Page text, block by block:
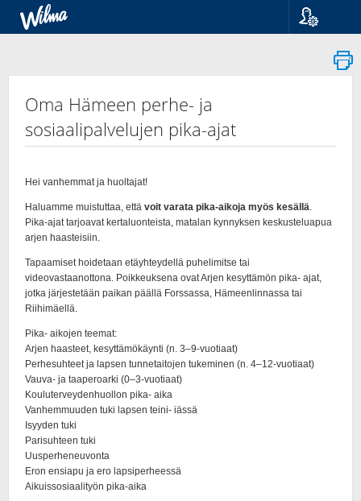
Suomi
Svenska
Oma Hämeen perhe- ja
sosiaalipalvelujen pika-ajat